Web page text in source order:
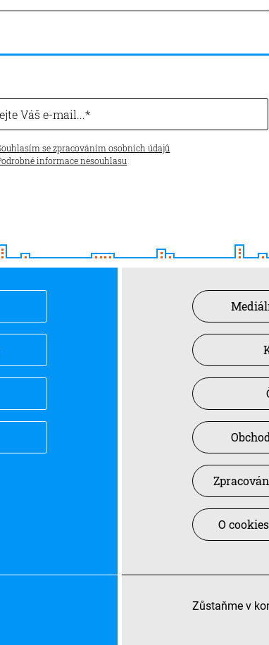
Váš e-mail...
se zpracováním osobních údajů
informace nesouhlasu
O
Zůstaňme v